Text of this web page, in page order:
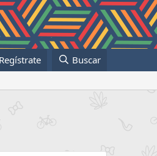
Regístrate Buscar